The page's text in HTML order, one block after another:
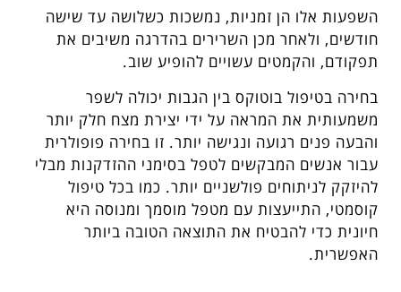
השפעות אלו הן זמניות, נמשכות כשלושה עד שישה
חודשים, ולאחר מכן השרירים בהדרגה משיבים את
תפקודם, והקמטים עשויים להופיע שוב.
בחירה בטיפול בוטוקס בין הגבות יכולה לשפר
משמעותית את המראה על ידי יצירת מצח חלק יותר
והבעה פנים רגועה ונגישה יותר. זו בחירה פופולרית
עבור אנשים המבקשים לטפל בסימני ההזדקנות מבלי
להיזקק לניתוחים פולשניים יותר. כמו בכל טיפול
קוסמטי, התייעצות עם מטפל מוסמך ומנוסה היא
חיונית כדי להבטיח את התוצאה הטובה ביותר
האפשרית.